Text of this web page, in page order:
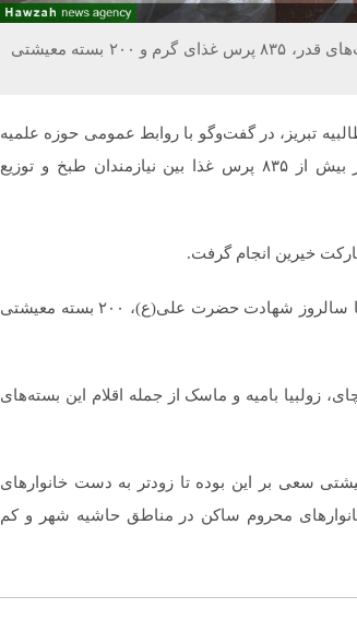
به همت طلبه جهادی مدرسه علمیه طالبیه تبریز، همزمان با شب‌های قدر، ۸۳۵ پرس غذای گرم و ۲۰۰ بسته معیشتی
تبریز، در گفت‌وگو با روابط عمومی حوزه علمیه
استان آذربایجان شرقی اظهار داشت: به مناسبت شب‌های قدر بیش از ۸۳۵ پرس غذا بین نیازمندان طبخ و توزیع
خیرین انجام گرفت.
این طلبه جهادی مدرسه علمیه طالبیه تبریز، یادآور شد: همزمان با سالروز شهادت حضرت علی(ع)، ۲۰۰ بسته معیشتی
زولبیا بامیه و ماسک از جمله اقلام این بسته‌های
سعی بر این بوده تا زودتر به دست خانوارهای
محروم ساکن در مناطق حاشیه شهر و کم